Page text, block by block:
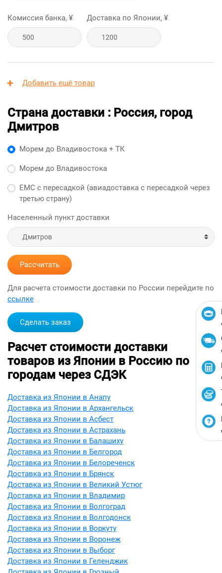
Комиссия банка, ¥ Доставка по Японии, ¥
Добавить ещё товар
Страна доставки : Россия, город
Дмитров
Морем до Владивостока + ТК
Морем до Владивостока
ЕМС с пересадкой (авиадоставка с пересадкой через
третью страну)
Населенный пункт доставки
Рассчитать
Для расчета стоимости доставки по России перейдите по
ссылке
Сделать заказ
Расчет стоимости доставки
товаров из Японии в Россию по
городам через СДЭК
Доставка из Японии в Анапу
Доставка из Японии в Архангельск
Доставка из Японии в Асбест
Доставка из Японии в Астрахань
Доставка из Японии в Балашиху
Доставка из Японии в Белгород
Доставка из Японии в Белореченск
Доставка из Японии в Брянск
Доставка из Японии в Великий Устюг
Доставка из Японии в Владимир
Доставка из Японии в Волгоград
Доставка из Японии в Волгодонск
Доставка из Японии в Воркуту
Доставка из Японии в Воронеж
Доставка из Японии в Выборг
Доставка из Японии в Геленджик